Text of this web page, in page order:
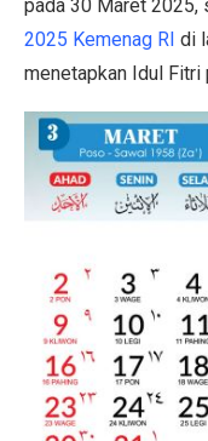
pada 30 Maret 2025,
2025 Kemenag RI di
menetapkan Idul Fitri